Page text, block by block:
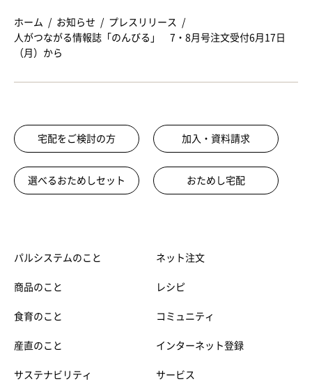
ホーム お知らせ
プレスリリース
人がつながる情報誌「のんびる」 7・8月号注文受付6月17日
（月）から
宅配をご検討の方 加入・資料請求
選べるおためしセット おためし宅配
パルシステムのこと
商品のこと
食育のこと
産直のこと
サステナビリティ
ネット注文
レシピ
コミュニティ
インターネット登録
サービス